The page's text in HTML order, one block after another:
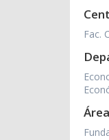
Fac.
Área